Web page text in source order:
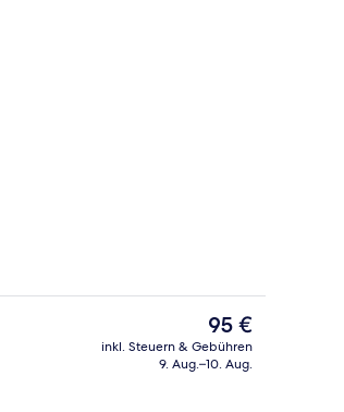
Tägliches Frühstücksbuffet gegen
Der
aktuelle
Preis
95 €
inkl. Steuern & Gebühren
9. Aug.–10. Aug.